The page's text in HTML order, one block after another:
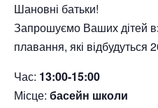
Шановні батьки!
Запрошуємо Ваших дітей
плавання, які відбудуться
Час: 13:00-15:00
Місце: басейн школи